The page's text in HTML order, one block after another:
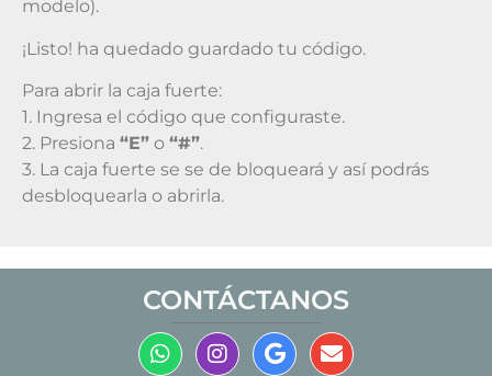
modelo).
¡Listo! ha quedado guardado tu código.
Para abrir la caja fuerte:
1. Ingresa el código que configuraste.
2. Presiona “E” o “#”.
3. La caja fuerte se se de bloqueará y así podrás
desbloquearla o abrirla.
CONTÁCTANOS